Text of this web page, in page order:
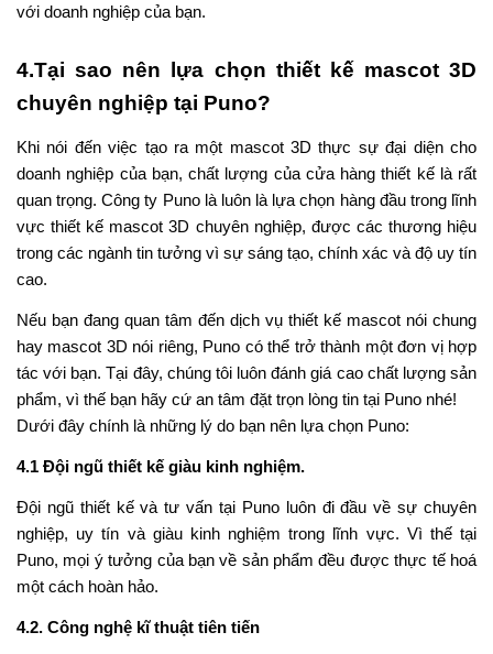
với doanh nghiệp của bạn.
4.Tại sao nên lựa chọn thiết kế mascot 3D
chuyên nghiệp tại Puno?
Khi nói đến việc tạo ra một mascot 3D thực sự đại diện cho
doanh nghiệp của bạn, chất lượng của cửa hàng thiết kế là rất
quan trọng. Công ty Puno là luôn là lựa chọn hàng đầu trong lĩnh
vực thiết kế mascot 3D chuyên nghiệp, được các thương hiệu
trong các ngành tin tưởng vì sự sáng tạo, chính xác và độ uy tín
cao.
Nếu bạn đang quan tâm đến dịch vụ thiết kế mascot nói chung
hay mascot 3D nói riêng, Puno có thể trở thành một đơn vị hợp
tác với bạn. Tại đây, chúng tôi luôn đánh giá cao chất lượng sản
phẩm, vì thế bạn hãy cứ an tâm đặt trọn lòng tin tại Puno nhé!
Dưới đây chính là những lý do bạn nên lựa chọn Puno:
4.1 Đội ngũ thiết kế giàu kinh nghiệm.
Đội ngũ thiết kế và tư vấn tại Puno luôn đi đầu về sự chuyên
nghiệp, uy tín và giàu kinh nghiệm trong lĩnh vực. Vì thế tại
Puno, mọi ý tưởng của bạn về sản phẩm đều được thực tế hoá
một cách hoàn hảo.
4.2. Công nghệ kĩ thuật tiên tiến